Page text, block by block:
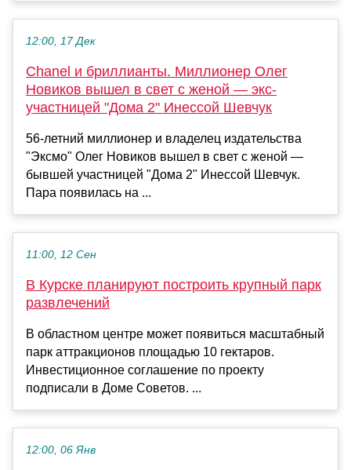
12:00, 17 Дек
Chanel и бриллианты. Миллионер Олег
Новиков вышел в свет с женой — экс-
участницей "Дома 2" Инессой Шевчук
56-летний миллионер и владелец издательства
"Эксмо" Олег Новиков вышел в свет с женой —
бывшей участницей "Дома 2" Инессой Шевчук.
Пара появилась на ...
11:00, 12 Сен
В Курске планируют построить крупный парк
развлечений
В областном центре может появиться масштабный
парк аттракционов площадью 10 гектаров.
Инвестиционное соглашение по проекту
подписали в Доме Советов. ...
12:00, 06 Янв